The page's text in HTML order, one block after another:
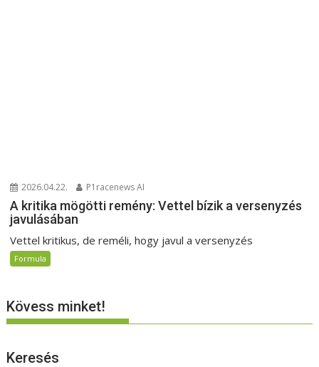
2026.04.22. P1racenews AI
A kritika mögötti remény: Vettel bízik a versenyzés
javulásában
Vettel kritikus, de reméli, hogy javul a versenyzés
Formula
Kövess minket!
Keresés